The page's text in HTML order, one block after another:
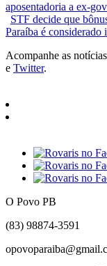
aposentadoria a ex-
STF decide que
Paraíba é considerado
Acompanhe as
e Twitter.
O Povo PB
(83) 98874-3591